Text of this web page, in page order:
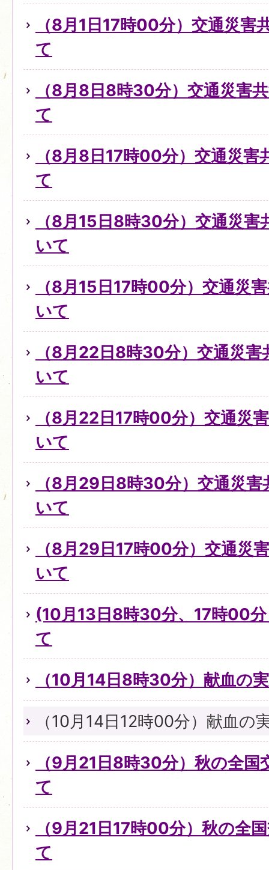
（8月1日17時00分）交通災害
て
（8月8日8時30分）交通災害
て
（8月8日17時00分）交通災
て
（8月15日8時30分）交通災害
いて
（8月15日17時00分）交通災
いて
（8月22日8時30分）交通災
いて
（8月22日17時00分）交通災
いて
（8月29日8時30分）交通災
いて
（8月29日17時00分）交通災
いて
(10月13日8時30分、17時00
て
（10月14日8時30分）献血の
（10月14日12時00分）献血の
（9月21日8時30分）秋の全国
て
（9月21日17時00分）秋の全
て